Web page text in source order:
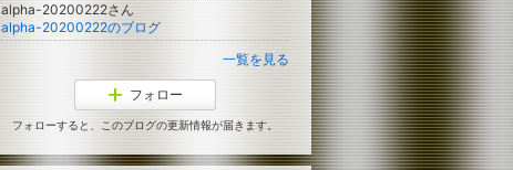
alpha-20200222さん
alpha-20200222のブログ
一覧を見る
フォロー
フォローすると、このブログの更新情報が届きます。